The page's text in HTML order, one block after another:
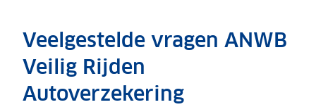
Veelgestelde vragen ANWB
Veilig Rijden
Autoverzekering